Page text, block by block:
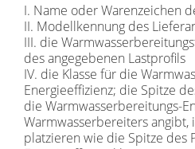
I. Name oder Warenzeichen
II. Modellkennung des
III. die
des angegebenen Lastprofils
IV. die Klasse für die
Energieeffizienz; die Spitze
die Warmwasserbereitungs-
Warmwasserbereiters
platzieren wie die Spitze des